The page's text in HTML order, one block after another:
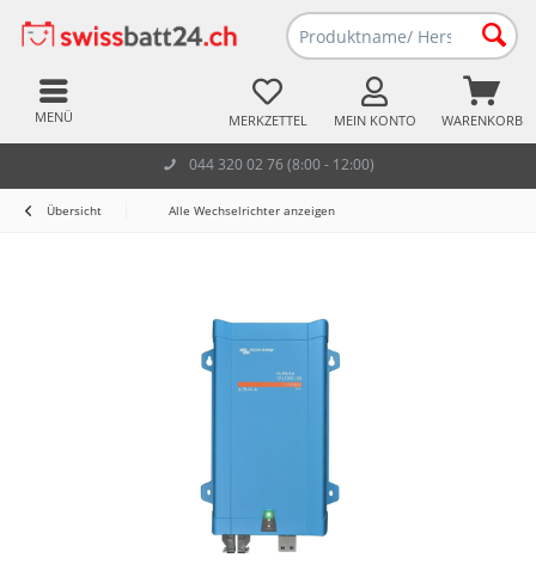
044 320 02 76 (8:00 - 12:00)
WARENKORB
MERKZETTEL MEIN KONTO
MENÜ
Übersicht Alle Wechselrichter anzeigen